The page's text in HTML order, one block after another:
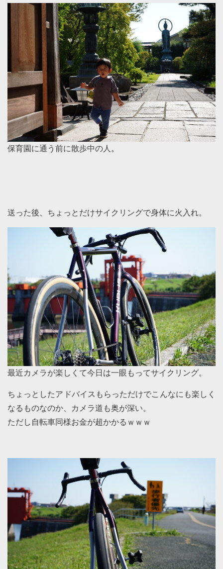
保育園に通う前に散歩中の人。
送った後、ちょっとだけサイクリングで身体に火入れ。
最近カメラが楽しくて今日は一眼もってサイクリング。
ちょっとしたアドバイスもらっただけでこんなにも楽しく
なるものなのか、カメラ道も奥が深い。
ただし自転車同様お金が超かかるｗｗｗ